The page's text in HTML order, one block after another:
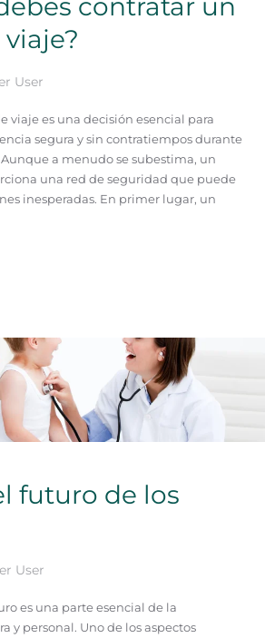
User
viaje es una decisión esencial para
segura y sin contratiempos durante
a menudo se subestima, un
una red de seguridad que puede
inesperadas. En primer lugar, un
futuro de los
User
es una parte esencial de la
y personal. Uno de los aspectos